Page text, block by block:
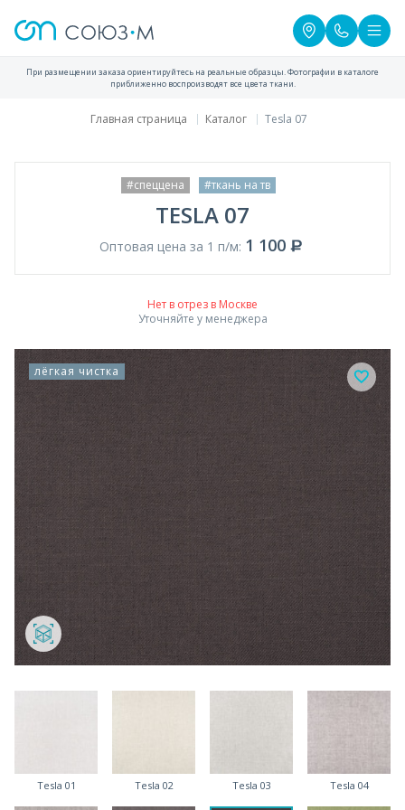
При размещении заказа ориентируйтесь на реальные образцы. Фотографии в каталоге
приближенно воспроизводят все цвета ткани.
Главная страница Каталог Tesla 07
#спеццена #ткань на тв
TESLA 07
Оптовая цена за 1 п/м: 1 100
Нет в отрез в Москве
Уточняйте у менеджера
лёгкая чистка
Tesla 01 Tesla 02 Tesla 03 Tesla 04